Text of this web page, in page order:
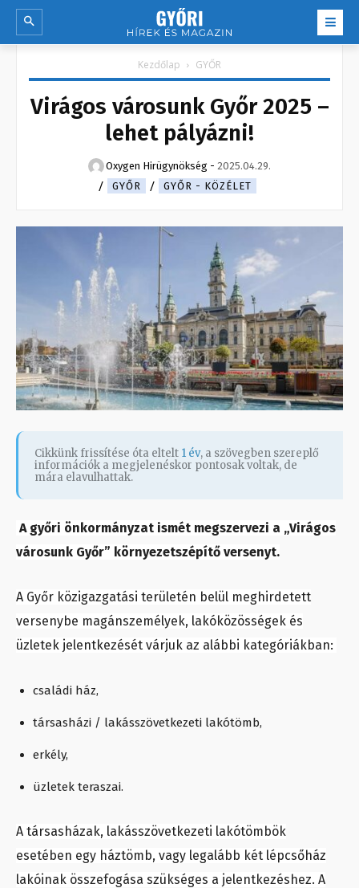
Kezdőlap GYŐR
Virágos városunk Győr 2025 –
lehet pályázni!
Oxygen Hirügynökség - 2025.04.29.
GYŐR
GYŐR - KÖZÉLET
Cikkünk frissítése óta eltelt 1 év, a szövegben szereplő
információk a megjelenéskor pontosak voltak, de
mára elavulhattak.
A győri önkormányzat ismét megszervezi a „Virágos
városunk Győr” környezetszépítő versenyt.
A Győr közigazgatási területén belül meghirdetett
versenybe magánszemélyek, lakóközösségek és
üzletek jelentkezését várjuk az alábbi kategóriákban:
családi ház,
társasházi / lakásszövetkezeti lakótömb,
erkély,
üzletek teraszai.
A társasházak, lakásszövetkezeti lakótömbök
esetében egy háztömb, vagy legalább két lépcsőház
lakóinak összefogása szükséges a jelentkezéshez. A